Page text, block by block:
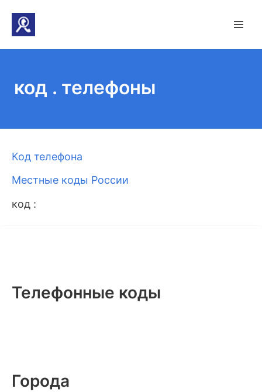
код . телефоны
Код телефона
Местные коды России
код :
Телефонные коды
Города